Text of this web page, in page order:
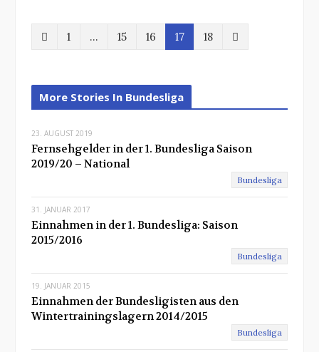
e
v
i
o
s
1 … 15 16 17 18
N
t
More Stories In Bundesliga
23. AUGUST 2019
Fernsehgelder in der 1. Bundesliga Saison
2019/20 – National
Bundesliga
31. JANUAR 2017
Einnahmen in der 1. Bundesliga: Saison
2015/2016
Bundesliga
19. JANUAR 2015
Einnahmen der Bundesligisten aus den
Wintertrainingslagern 2014/2015
Bundesliga